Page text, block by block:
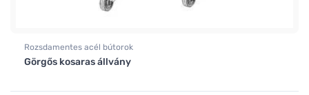
Rozsdamentes acél bútorok
Görgős kosaras állvány